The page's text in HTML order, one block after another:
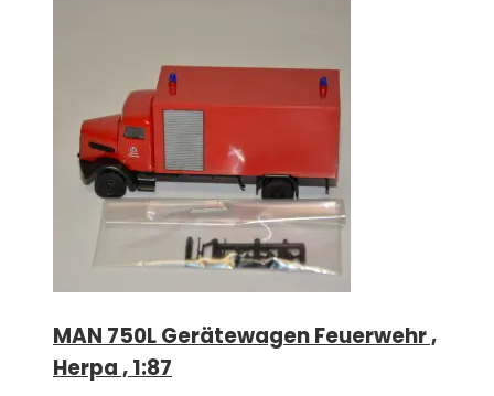
MAN 750L Gerätewagen Feuerwehr ,
Herpa , 1:87